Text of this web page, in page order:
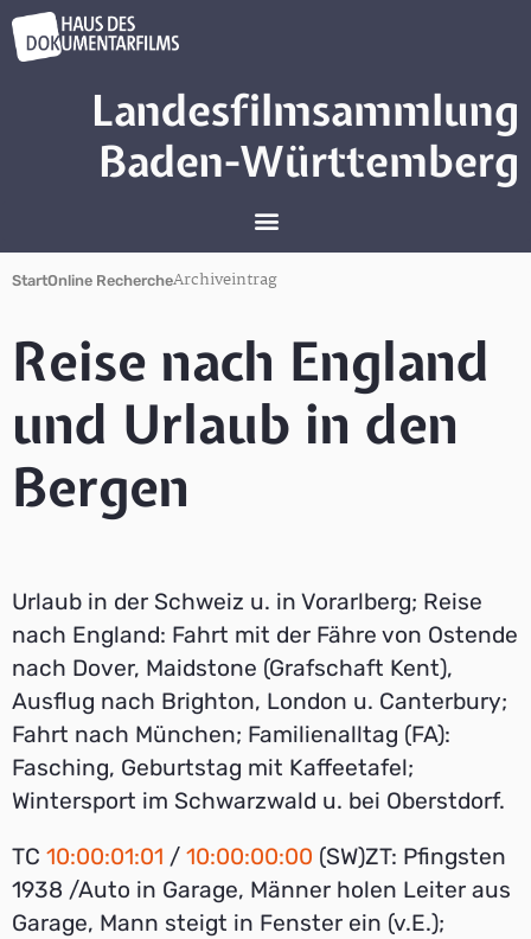
Landesfilmsammlung
Baden-Württemberg
StartOnline RechercheArchiveintrag
Reise nach England
und Urlaub in den
Bergen
Urlaub in der Schweiz u. in Vorarlberg; Reise
nach England: Fahrt mit der Fähre von Ostende
nach Dover, Maidstone (Grafschaft Kent),
Ausflug nach Brighton, London u. Canterbury;
Fahrt nach München; Familienalltag (FA):
Fasching, Geburtstag mit Kaffeetafel;
Wintersport im Schwarzwald u. bei Oberstdorf.
TC 10:00:01:01 / 10:00:00:00 (SW)ZT: Pfingsten
1938 /Auto in Garage, Männer holen Leiter aus
Garage, Mann steigt in Fenster ein (v.E.);